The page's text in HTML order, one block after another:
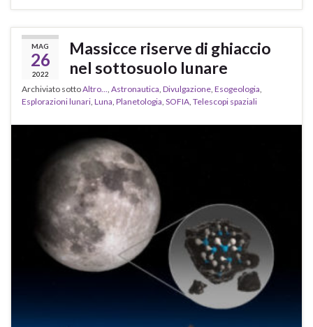
MAG
26
2022
Massicce riserve di ghiaccio
nel sottosuolo lunare
Archiviato sottoAltro..., Astronautica, Divulgazione, Esogeologia,
Esplorazioni lunari, Luna, Planetologia, SOFIA, Telescopi spaziali